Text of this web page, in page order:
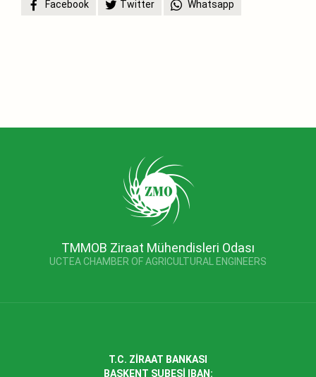
Facebook
Twitter Whatsapp
TMMOB Ziraat Mühendisleri Odası
UCTEA CHAMBER OF AGRICULTURAL ENGINEERS
T.C. ZİRAAT BANKASI
BAŞKENT ŞUBESİ IBAN: